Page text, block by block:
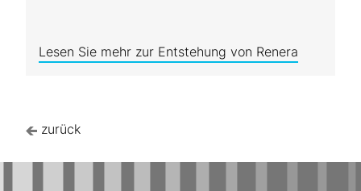
Lesen Sie mehr zur Entstehung von Renera
zurück